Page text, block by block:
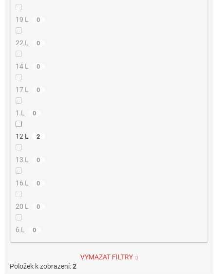
19 L 0
22 L 0
14 L 0
17 L 0
1 L 0
12 L 2
13 L 0
16 L 0
20 L 0
6 L 0
VYMAZAT FILTRY
Položek k zobrazení:2